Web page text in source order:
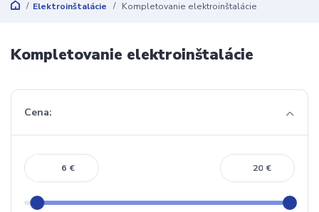
Elektroinštalácie Kompletovanie elektroinštalácie
Kompletovanie elektroinštalácie
Cena:
€ €